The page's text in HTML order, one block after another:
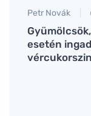
Petr Novák
esetén